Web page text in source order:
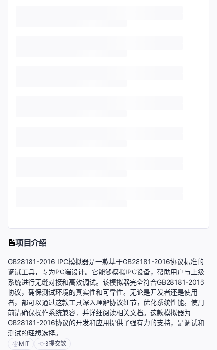
项目介绍
GB28181-2016 IPC模拟器是一款基于GB28181-2016协议标准的
调试工具，专为PC端设计。它能够模拟IPC设备，帮助用户与上级
系统进行无缝对接和高效调试。该模拟器完全符合GB28181-2016
协议，确保测试环境的真实性和可靠性。无论是开发者还是使用
者，都可以通过这款工具深入理解协议细节，优化系统性能。使用
前请确保操作系统兼容，并详细阅读相关文档。这款模拟器为
GB28181-2016协议的开发和应用提供了强有力的支持，是调试和
测试的理想选择。
MIT 3提交数